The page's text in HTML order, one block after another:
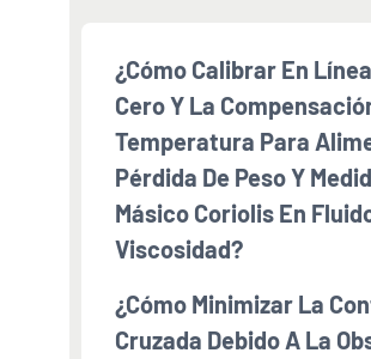
¿Cómo Calibrar En
Cero Y La
Temperatura Para
Pérdida De Peso Y
Másico Coriolis En
Viscosidad?
¿Cómo Minimizar La
Cruzada Debido A La